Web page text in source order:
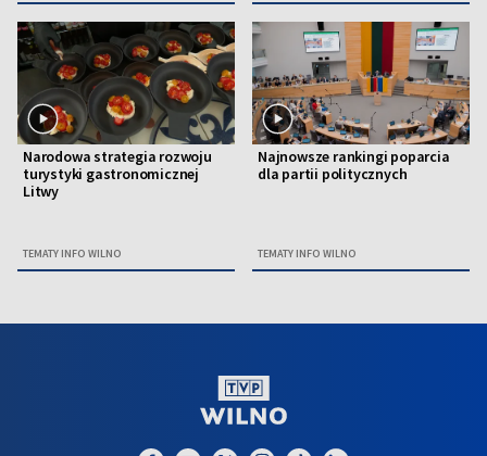
Narodowa strategia rozwoju
turystyki gastronomicznej
Litwy
TEMATY INFO WILNO
Najnowsze rankingi poparcia
dla partii politycznych
TEMATY INFO WILNO